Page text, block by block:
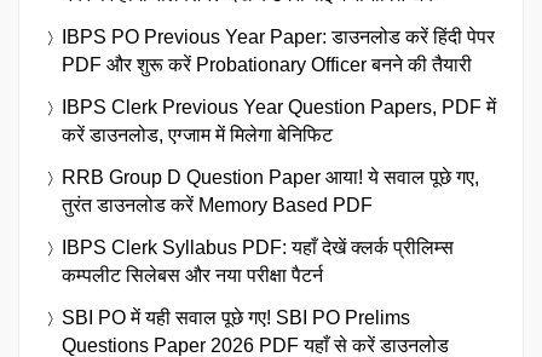
IBPS PO Previous Year Paper: डाउनलोड करें हिंदी पेपर
PDF और शुरू करें Probationary Officer बनने की तैयारी
IBPS Clerk Previous Year Question Papers, PDF में
करें डाउनलोड, एग्जाम में मिलेगा बेनिफिट
RRB Group D Question Paper आया! ये सवाल पूछे गए,
तुरंत डाउनलोड करें Memory Based PDF
IBPS Clerk Syllabus PDF: यहाँ देखें क्लर्क प्रीलिम्स
कम्पलीट सिलेबस और नया परीक्षा पैटर्न
SBI PO में यही सवाल पूछे गए! SBI PO Prelims
Questions Paper 2026 PDF यहाँ से करें डाउनलोड